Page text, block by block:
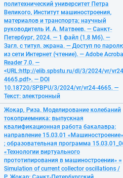
политехнический университет Петра
Великого, Институт машиностроения,
материалов и транспорта; научный
руководитель И. А. Матвеев. — Санкт-
Петербург, 2024. — 1 файл (1,8 Мб). —
Загл. с титул. экрана. — Доступ по
из сети Интернет (чтение). — Adobe
Reader 7.0. —
<URL:http://elib.spbstu.ru/dl/3/2024/vr/
4665.pdf>. — DOI
10.18720/SPBPU/3/2024/vr/vr24-4665. —
Текст: электронный
Жокар, Риза. Моделирование колебаний
токоприемника: выпускная
квалификационная работа бакалавра:
направление 15.03.01 «Машиностроение»
; образовательная программа
«Технологии виртуального
прототипирования в машиностроении» =
Simulation of current collector oscillations /